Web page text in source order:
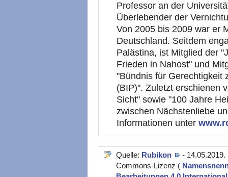
Professor an der
Überlebender der
Von 2005 bis 2009 war er
Deutschland. Seitdem
Palästina, ist Mitglied der
Frieden in Nahost" und
"Bündnis für Gerechtigkeit
(BIP)". Zuletzt erschienen
Sicht" sowie "100 Jahre
zwischen Nächstenliebe
Informationen unter
Quelle: Rubikon
-
Commons-Lizenz (